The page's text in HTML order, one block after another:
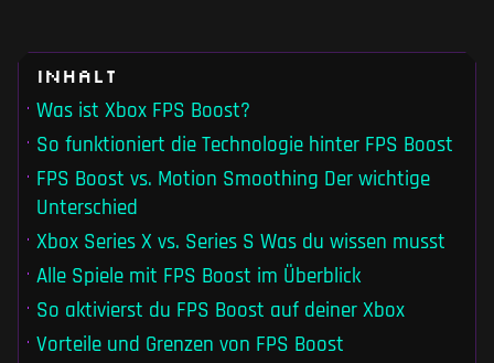
Inhalt
Was ist Xbox FPS Boost?
So funktioniert die Technologie hinter FPS Boost
FPS Boost vs. Motion Smoothing Der wichtige
Unterschied
Xbox Series X vs. Series S Was du wissen musst
Alle Spiele mit FPS Boost im Überblick
So aktivierst du FPS Boost auf deiner Xbox
Vorteile und Grenzen von FPS Boost